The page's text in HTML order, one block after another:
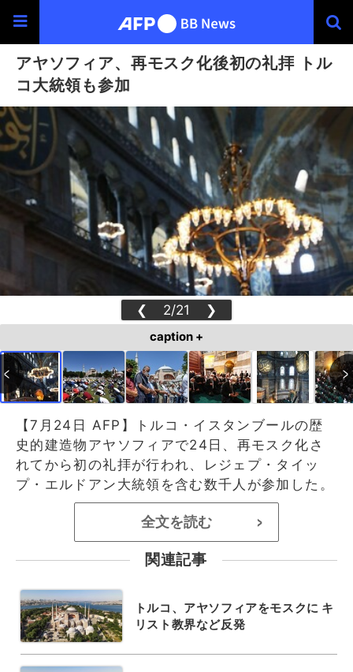
アヤソフィア、再モスク化後初の礼拝 トル
コ大統領も参加
❮ 2/21 ❯
caption +
【7月24日 AFP】トルコ・イスタンブールの歴
史的建造物アヤソフィアで24日、再モスク化さ
れてから初の礼拝が行われ、レジェプ・タイッ
プ・エルドアン大統領を含む数千人が参加した。
全文を読む >
関連記事
トルコ、アヤソフィアをモスクに キ
リスト教界など反発